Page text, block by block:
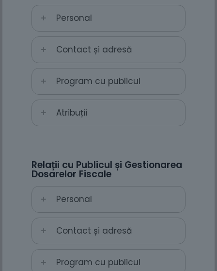
Personal
Contact și adresă
Program cu publicul
Atribuții
Relații cu Publicul și Gestionarea
Dosarelor Fiscale
Personal
Contact și adresă
Program cu publicul